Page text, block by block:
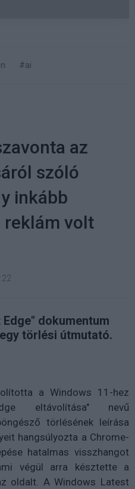
#ai
az
szóló
inkább
reklám volt
dokumentum
törlési útmutató.
a Windows 11-hez
eltávolítása" nevű
törlésének leírása
hangsúlyozta a Chrome-
hatalmas visszhangot
végül arra késztette a
oldalt. A Windows Latest